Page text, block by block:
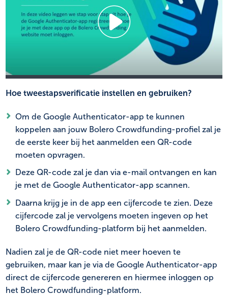
Hoe tweestapsverificatie instellen en gebruiken?
Om de Google Authenticator-app te kunnen
koppelen aan jouw Bolero Crowdfunding-profiel zal je
de eerste keer bij het aanmelden een QR-code
moeten opvragen.
Deze QR-code zal je dan via e-mail ontvangen en kan
je met de Google Authenticator-app scannen.
Daarna krijg je in de app een cijfercode te zien. Deze
cijfercode zal je vervolgens moeten ingeven op het
Bolero Crowdfunding-platform bij het aanmelden.
Nadien zal je de QR-code niet meer hoeven te
gebruiken, maar kan je via de Google Authenticator-app
direct de cijfercode genereren en hiermee inloggen op
het Bolero Crowdfunding-platform.